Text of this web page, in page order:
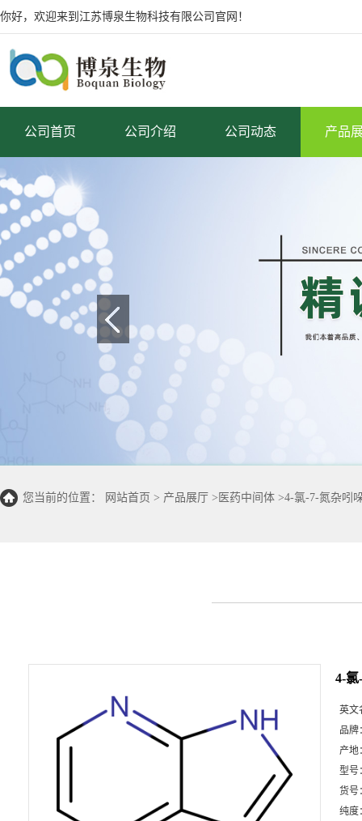
你好，欢迎来到江苏博泉生物科技有限公司官网！
公司首页 公司介绍 公司动态 产品
您当前的位置： 网站首页 > 产品展厅 > 医药中间体 >4-氯-7-氮杂吲
4-氯
英文
品牌
产地
型号
货号
纯度